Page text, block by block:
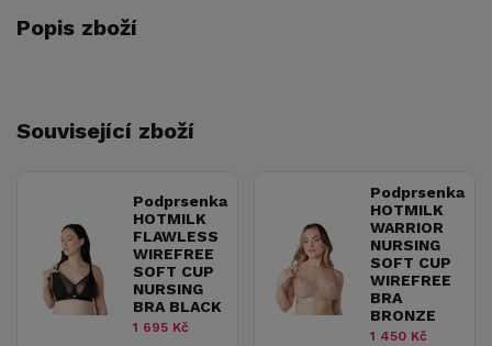
Popis zboží
Související zboží
Podprsenka
HOTMILK
FLAWLESS
WIREFREE
SOFT CUP
NURSING
BRA BLACK
1 695 Kč
Podprsenka
HOTMILK
WARRIOR
NURSING
SOFT CUP
WIREFREE
BRA
BRONZE
1 450 Kč